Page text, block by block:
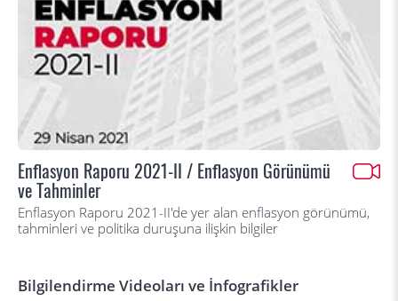
Enflasyon Raporu 2021-II / Enflasyon Görünümü
ve Tahminler
Enflasyon Raporu 2021-II'de yer alan enflasyon görünümü,
tahminleri ve politika duruşuna ilişkin bilgiler
Bilgilendirme Videoları ve İnfografikler